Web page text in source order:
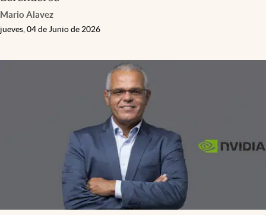
Mario Alavez
jueves, 04 de Junio de 2026